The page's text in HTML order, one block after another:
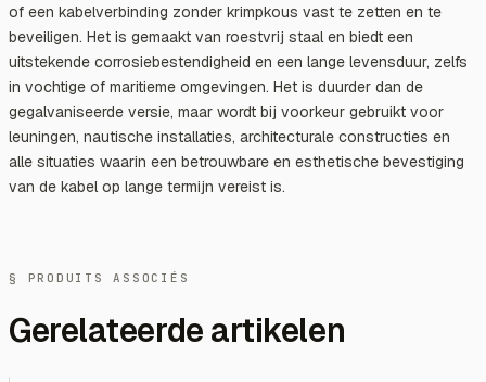
of een kabelverbinding zonder krimpkous vast te zetten en te
beveiligen. Het is gemaakt van roestvrij staal en biedt een
uitstekende corrosiebestendigheid en een lange levensduur, zelfs
in vochtige of maritieme omgevingen. Het is duurder dan de
gegalvaniseerde versie, maar wordt bij voorkeur gebruikt voor
leuningen, nautische installaties, architecturale constructies en
alle situaties waarin een betrouwbare en esthetische bevestiging
van de kabel op lange termijn vereist is.
§ PRODUITS ASSOCIÉS
Gerelateerde artikelen